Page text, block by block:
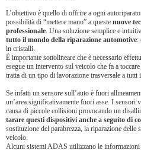
L’obiettivo è quello di offrire a ogni
possibilità di “mettere mano” a queste nuove
professionale. Una soluzione semplice e
tutto il mondo della riparazione automotive:
in cristalli.
È importante sottolineare che è necessario
esegue un intervento sul veicolo che fa a
tratta di un tipo di lavorazione trasversale a tutti
Se infatti un sensore sull’auto è fuori
un’area significativamente fuori asse. I sensori
causa di piccole collisioni provocando un
tarare questi dispositivi anche a seguito di
sostituzione del parabrezza, la riparazione delle
veicolo.
Alcuni sistemi ADAS utilizzano le